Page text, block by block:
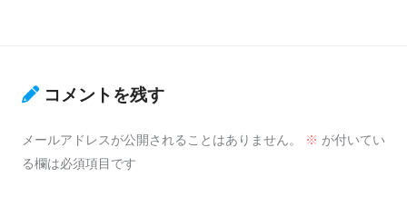
コメントを残す
メールアドレスが公開されることはありません。 ※ が付いてい
る欄は必須項目です